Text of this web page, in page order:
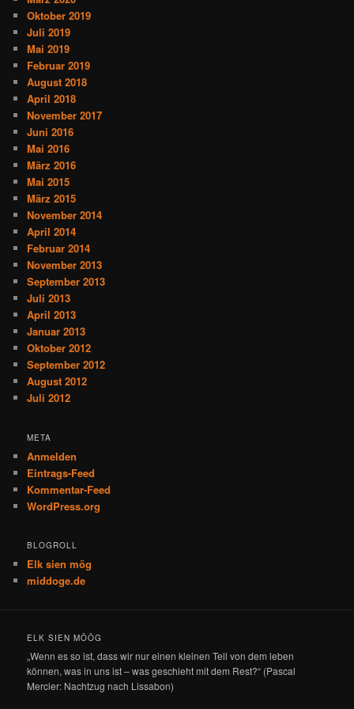
Oktober 2019
Juli 2019
Mai 2019
Februar 2019
August 2018
April 2018
November 2017
Juni 2016
Mai 2016
März 2016
Mai 2015
März 2015
November 2014
April 2014
Februar 2014
November 2013
September 2013
Juli 2013
April 2013
Januar 2013
Oktober 2012
September 2012
August 2012
Juli 2012
META
Anmelden
Eintrags-Feed
Kommentar-Feed
WordPress.org
BLOGROLL
Elk sien mög
middoge.de
ELK SIEN MÖÖG
„Wenn es so ist, dass wir nur einen kleinen Teil von dem leben
können, was in uns ist – was geschieht mit dem Rest?“ (Pascal
Mercier: Nachtzug nach Lissabon)